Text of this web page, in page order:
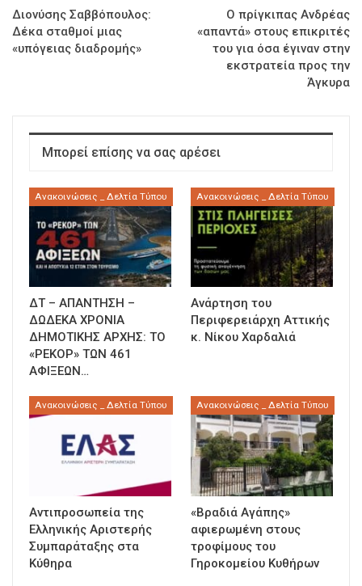
Διονύσης Σαββόπουλος:
Δέκα σταθμοί μιας
«υπόγειας διαδρομής»
Ο πρίγκιπας Ανδρέας
«απαντά» στους επικριτές
του για όσα έγιναν στην
εκστρατεία προς την
Άγκυρα
Μπορεί επίσης να σας αρέσει
Ανακοινώσεις _ Δελτία Τύπου
ΔΤ – ΑΠΑΝΤΗΣΗ –
ΔΩΔΕΚΑ ΧΡΟΝΙΑ
ΔΗΜΟΤΙΚΗΣ ΑΡΧΗΣ: ΤΟ
«ΡΕΚΟΡ» ΤΩΝ 461
ΑΦΙΞΕΩΝ…
Ανακοινώσεις _ Δελτία Τύπου
Ανάρτηση του
Περιφερειάρχη Αττικής
κ. Νίκου Χαρδαλιά
Ανακοινώσεις _ Δελτία Τύπου
Αντιπροσωπεία της
Ελληνικής Αριστερής
Συμπαράταξης στα
Κύθηρα
Ανακοινώσεις _ Δελτία Τύπου
«Βραδιά Αγάπης»
αφιερωμένη στους
τροφίμους του
Γηροκομείου Κυθήρων